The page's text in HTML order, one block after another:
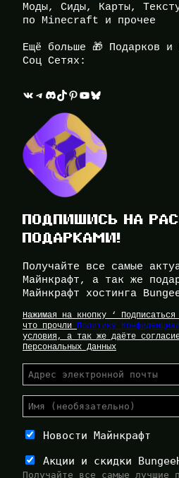
Моды, Сиды, Карты,
по Minecraft и прочее
Ещё больше 🎁 Подарков и
Соц Сетях:
ВКонтакте Telegram Discord TikTok Pinterest YouTube Bluesky
ПОДПИШИСЬ НА
ПОДАРКАМИ!
Получайте все самые
Майнкрафт, а так же
Майнкрафт хостинга
Нажимая на кнопку ‘
что прочли Политику
условия, а так же даёте
Персональных Данных
Новости Майнкрафт
Акции и скидки
Получайте все самые лучшие